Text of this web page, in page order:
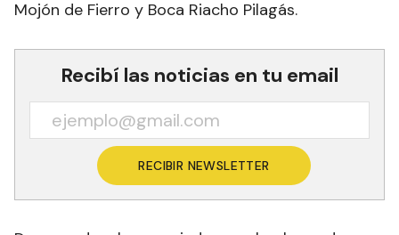
Mojón de Fierro y Boca Riacho Pilagás.
Recibí las noticias en tu email
RECIBIR NEWSLETTER